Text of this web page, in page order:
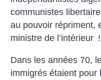
communistes
au pouvoir répriment,
ministre de l’intérieur !
Dans les années 70,
immigrés étaient pour